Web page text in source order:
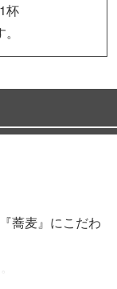
杯
蕎麦』にこだわ